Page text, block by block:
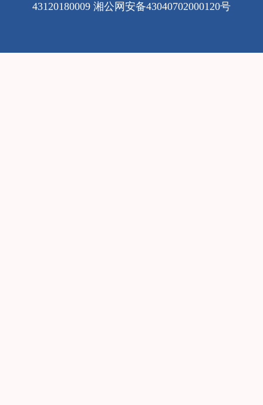
43120180009 湘公网安备43040702000120号